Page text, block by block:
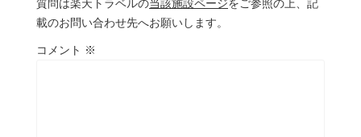
質問は楽天トラベルの当該施設ページをご参照の上、記
載のお問い合わせ先へお願いします。
コメント ※